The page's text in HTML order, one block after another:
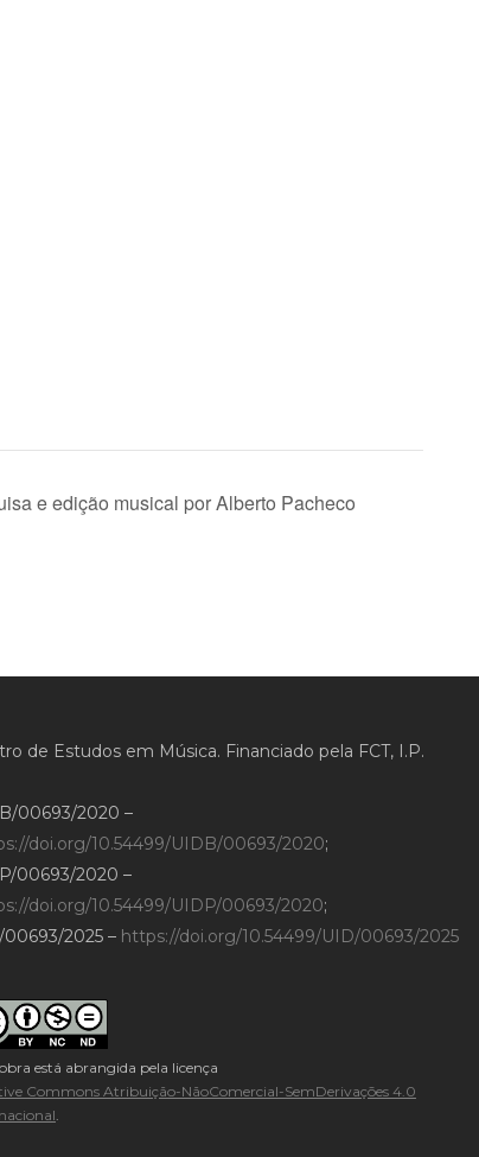
e edição musical por Alberto Pacheco
de Estudos em Música. Financiado pela FCT, I.P.
00693/2020 –
doi.org/10.54499/UIDB/00693/2020;
00693/2020 –
doi.org/10.54499/UIDP/00693/2020;
00693/2025 – https://doi.org/10.54499/UID/00693/2025
está abrangida pela licença
Commons Atribuição-NãoComercial-SemDerivações 4.0